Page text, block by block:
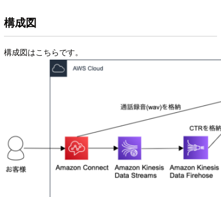
構成図
構成図はこちらです。